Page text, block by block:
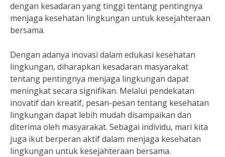
dengan kesadaran yang tinggi tentang pentingnya
menjaga kesehatan lingkungan untuk kesejahteraan
bersama.
Dengan adanya inovasi dalam edukasi kesehatan
lingkungan, diharapkan kesadaran masyarakat
tentang pentingnya menjaga lingkungan dapat
meningkat secara signifikan. Melalui pendekatan
inovatif dan kreatif, pesan-pesan tentang kesehatan
lingkungan dapat lebih mudah disampaikan dan
diterima oleh masyarakat. Sebagai individu, mari kita
juga ikut berperan aktif dalam menjaga kesehatan
lingkungan untuk kesejahteraan bersama.